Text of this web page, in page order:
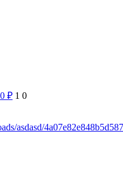
₽ 1 0
asdasd/